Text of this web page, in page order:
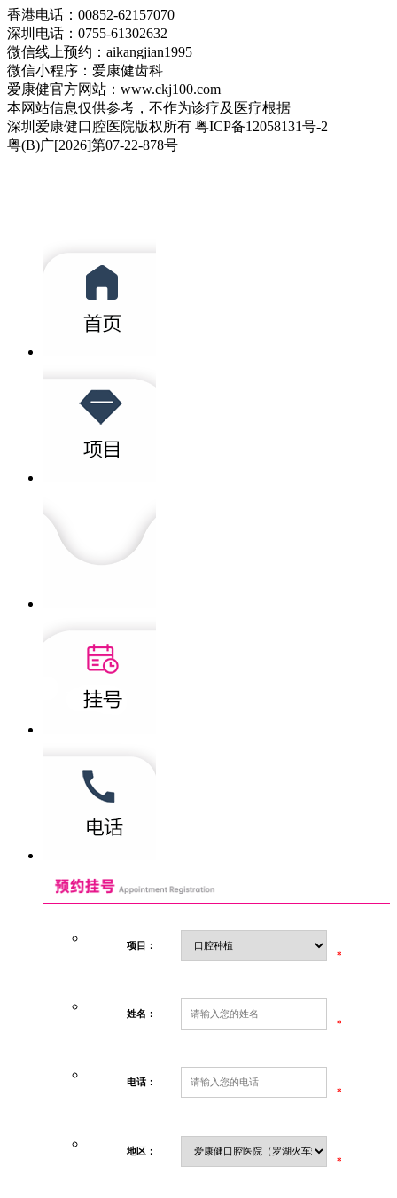
香港电话：00852-62157070
深圳电话：0755-61302632
微信线上预约：aikangjian1995
微信小程序：爱康健齿科
爱康健官方网站：www.ckj100.com
本网站信息仅供参考，不作为诊疗及医疗根据
深圳爱康健口腔医院版权所有 粤ICP备12058131号-2
粤(B)广[2026]第07-22-878号
项目：
*
姓名：
*
电话：
*
地区：
*